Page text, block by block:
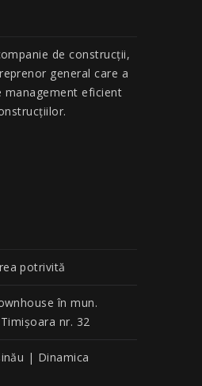
de construcţii,
general care a
management eficient
potrivită
în mun.
nr. 32
| Dinamica